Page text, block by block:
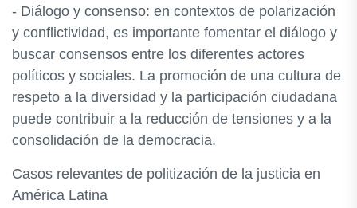
- Diálogo y consenso: en contextos de polarización
y conflictividad, es importante fomentar el diálogo y
buscar consensos entre los diferentes actores
políticos y sociales. La promoción de una cultura de
respeto a la diversidad y la participación ciudadana
puede contribuir a la reducción de tensiones y a la
consolidación de la democracia.
Casos relevantes de politización de la justicia en
América Latina